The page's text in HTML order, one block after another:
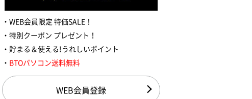
WEB会員限定 特価SALE！
特別クーポン プレゼント！
貯まる＆使える!うれしいポイント
BTOパソコン送料無料
WEB会員登録